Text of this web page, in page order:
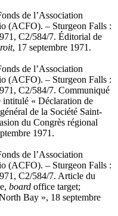
de l’Association
(ACFO). – Sturgeon Falls :
C2/584/7. Éditorial de
, 17 septembre 1971.
de l’Association
(ACFO). – Sturgeon Falls :
C2/584/7. Communiqué
intitulé « Déclaration de
de la Société Saint-
du Congrès régional
1971.
de l’Association
(ACFO). – Sturgeon Falls :
C2/584/7. Article du
board office target;
Bay », 18 septembre